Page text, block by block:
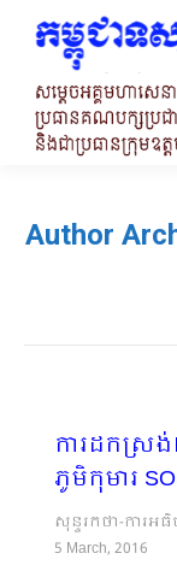
Author
ការដកស្រ
ភូមិកុមារ
សុន្ទរកថា-ការអ
5 March, 2016